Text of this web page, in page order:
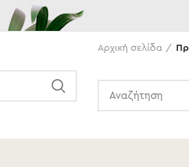
Αρχική σελίδα